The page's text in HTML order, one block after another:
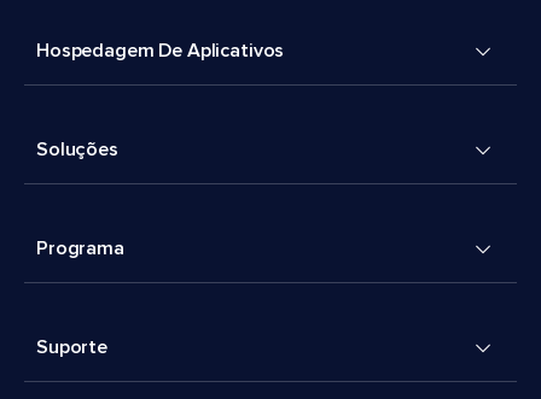
Hospedagem De Aplicativos
Soluções
Programa
Suporte